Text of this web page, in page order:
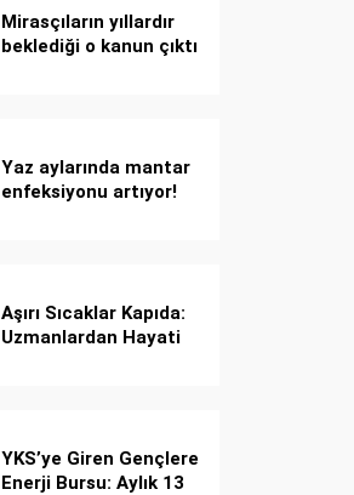
Mirasçıların yıllardır
beklediği o kanun çıktı
Yaz aylarında mantar
enfeksiyonu artıyor!
Aşırı Sıcaklar Kapıda:
Uzmanlardan Hayati
YKS’ye Giren Gençlere
Enerji Bursu: Aylık 13